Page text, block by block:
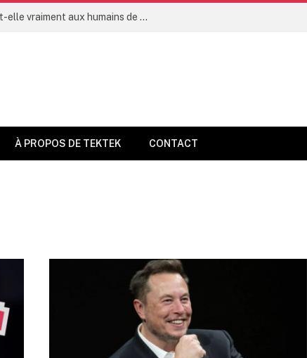
L’intelligence artificielle permettra-t-elle vraiment aux humains de vivre jusqu’à 160 ans dès 2035 ?
À PROPOS DE TEKTEK CONTACT